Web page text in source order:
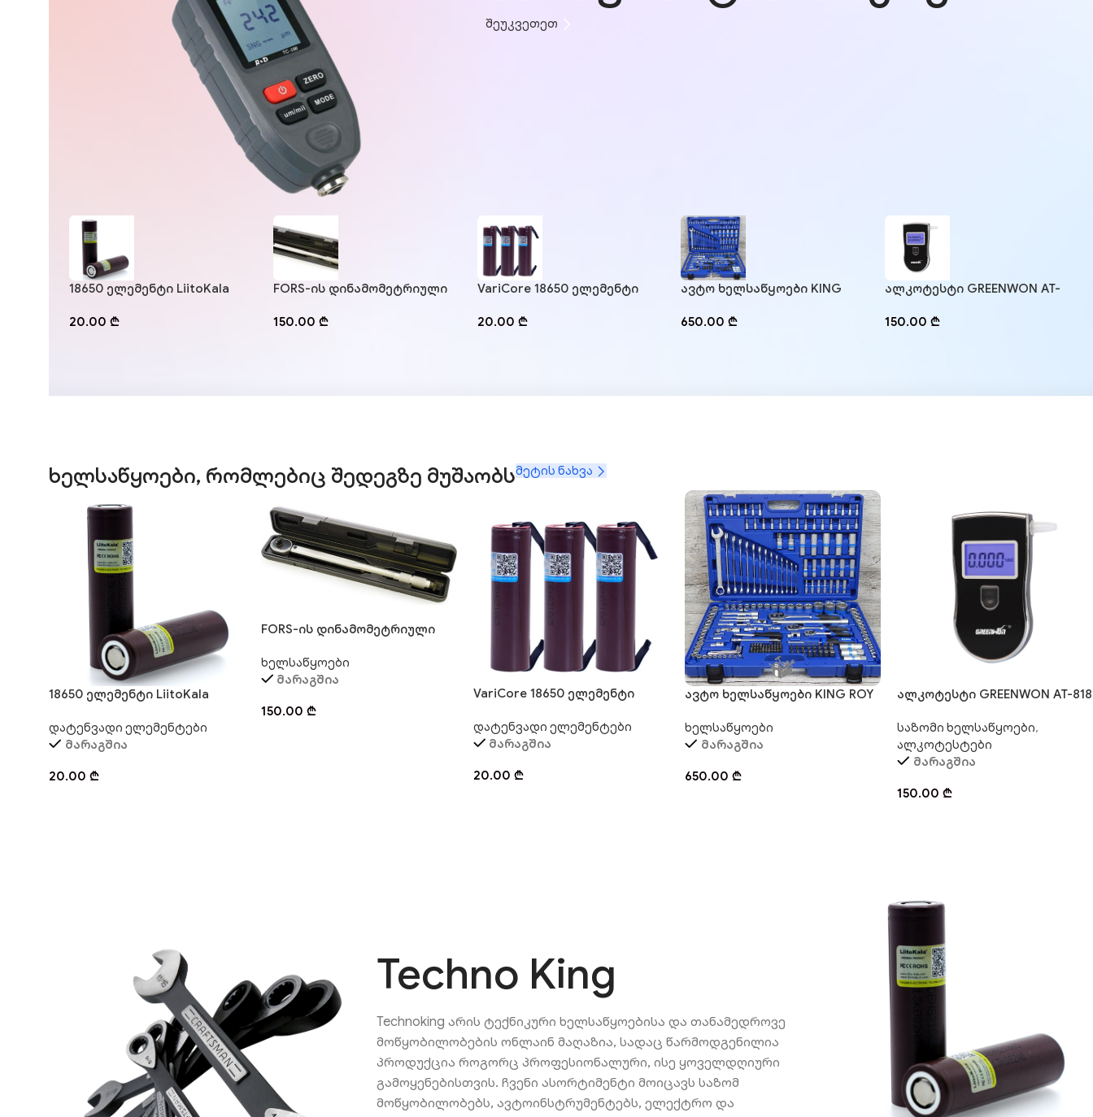
შეუკვეთეთ
18650 ელემენტი LiitoKala
20.00 ₾
FORS-ის დინამომეტრიული
150.00 ₾
VariCore 18650 ელემენტი
20.00 ₾
ავტო ხელსაწყოები KING
650.00₾
ალკოტესტი GREENWON AT-
150.00₾
ხელსაწყოები, რომლებიც შედეგზე მუშაობსმეტის ნახვა
18650 ელემენტი LiitoKala
დატენვადი ელემენტები
მარაგშია
20.00 ₾
FORS-ის დინამომეტრიული
ხელსაწყოები
მარაგშია
150.00 ₾
VariCore 18650 ელემენტი
დატენვადი ელემენტები
მარაგშია
20.00 ₾
ავტო ხელსაწყოები KING ROY
ხელსაწყოები
მარაგშია
650.00₾
ალკოტესტი GREENWON AT-818
საზომი ხელსაწყოები,
ალკოტესტები
მარაგშია
150.00₾
Techno King
Technoking არის ტექნიკური ხელსაწყოებისა და თანამედროვე
მოწყობილობების ონლაინ მაღაზია, სადაც წარმოდგენილია
პროდუქცია როგორც პროფესიონალური, ისე ყოველდღიური
გამოყენებისთვის. ჩვენი ასორტიმენტი მოიცავს საზომ
მოწყობილობებს, ავტოინსტრუმენტებს, ელექტრო და